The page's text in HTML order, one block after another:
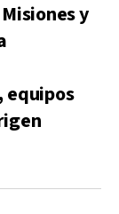
y
equipos